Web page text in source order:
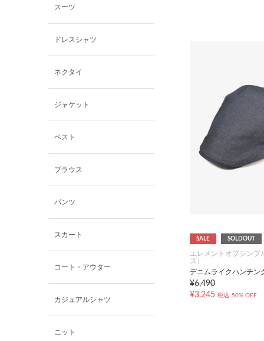
ン
西脇シリーズ
小泉革店
シャミー
パーソンズジーンズ
ファインデーション
ローズペッシュ / パル
モンド
スーツ
ドレスシャツ
ネクタイ
ジャケット
ベスト
ブラウス
パンツ
スカート
コート・アウター
カジュアルシャツ
ニット
SALE SOLDOUT
エレメントオブシンプ
ズ）
デニムライクハンチン
¥6,490
¥3,245 税込 50% OFF